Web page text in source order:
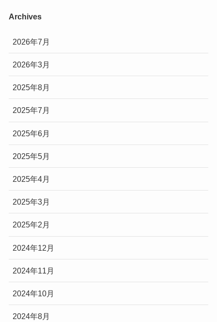
Archives
2026年7月
2026年3月
2025年8月
2025年7月
2025年6月
2025年5月
2025年4月
2025年3月
2025年2月
2024年12月
2024年11月
2024年10月
2024年8月